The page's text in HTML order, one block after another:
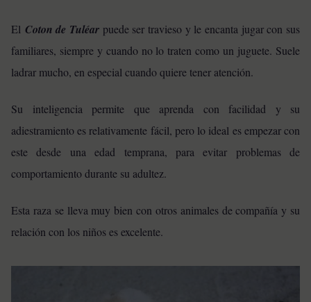
El Coton de Tuléar puede ser travieso y le encanta jugar con sus
familiares, siempre y cuando no lo traten como un juguete. Suele
ladrar mucho, en especial cuando quiere tener atención.
Su inteligencia permite que aprenda con facilidad y su
adiestramiento es relativamente fácil, pero lo ideal es empezar con
este desde una edad temprana, para evitar problemas de
comportamiento durante su adultez.
Esta raza se lleva muy bien con otros animales de compañía y su
relación con los niños es excelente.